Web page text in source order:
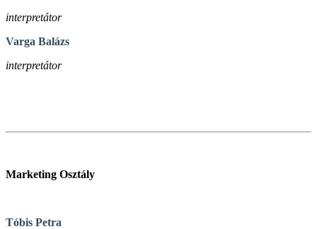
interpretátor
Varga Balázs
interpretátor
Marketing Osztály
Tóbis Petra